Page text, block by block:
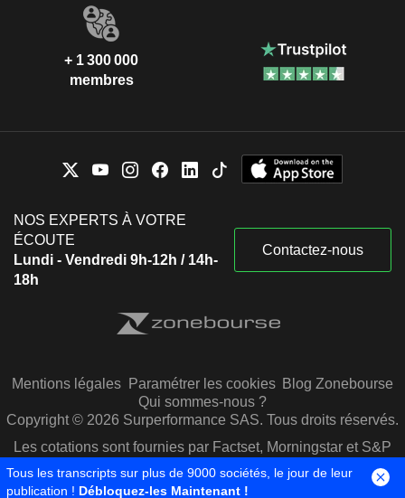
+ 1 300 000
membres
NOS EXPERTS À VOTRE
ÉCOUTE
Lundi - Vendredi 9h-12h / 14h-
18h
Contactez-nous
Mentions légales Paramétrer les cookies Blog Zonebourse
Qui sommes-nous ?
Copyright © 2026 Surperformance SAS. Tous droits réservés.
Les cotations sont fournies par Factset, Morningstar et S&P
Capital IQ
Tous les transcripts sur plus de 9000 sociétés, le jour de leur
publication ! Débloquez-les Maintenant !